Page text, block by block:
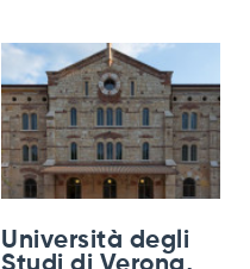
Università degli